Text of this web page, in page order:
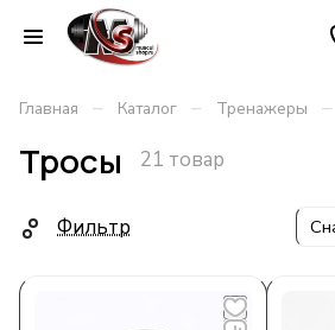
Главная – Каталог – Тренажеры –
Тросы 21 товар
Фильтр